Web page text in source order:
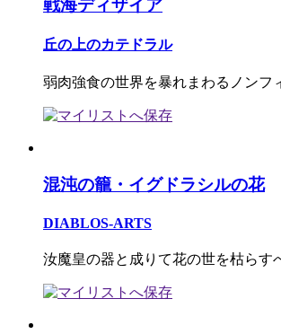
戦海ディザイア
丘の上のカテドラル
弱肉強食の世界を暴れまわるノンフ
混沌の籠・イグドラシルの花
DIABLOS-ARTS
汝魔皇の器と成りて花の世を枯らす